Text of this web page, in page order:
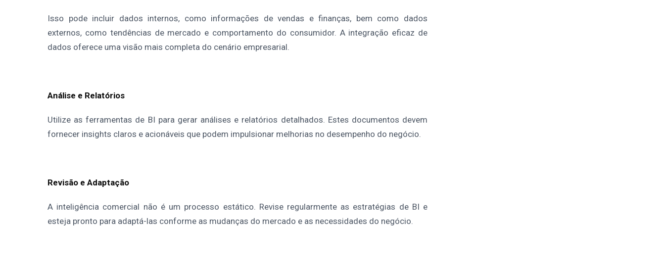
Isso pode incluir dados internos, como informações de vendas e finanças, bem como dados
externos, como tendências de mercado e comportamento do consumidor. A integração eficaz de
dados oferece uma visão mais completa do cenário empresarial.
Análise e Relatórios
Utilize as ferramentas de BI para gerar análises e relatórios detalhados. Estes documentos devem
fornecer insights claros e acionáveis que podem impulsionar melhorias no desempenho do negócio.
Revisão e Adaptação
A inteligência comercial não é um processo estático. Revise regularmente as estratégias de BI e
esteja pronto para adaptá-las conforme as mudanças do mercado e as necessidades do negócio.